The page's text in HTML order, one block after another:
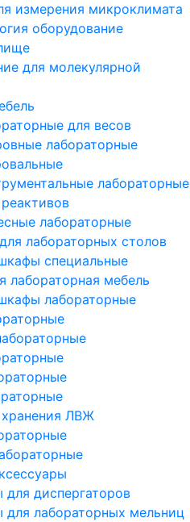
измерения микроклимата
оборудование
для молекулярной
для весов
лабораторные
лабораторные
лабораторные
лабораторных столов
специальные
лабораторная мебель
лабораторные
ЛВЖ
для диспергаторов
для лабораторных мельниц